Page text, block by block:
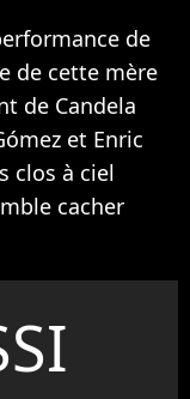
de
de cette mère
de Candela
et Enric
clos à ciel
cacher